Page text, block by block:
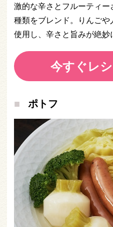
激的な辛さとフルーティ
種類をブレンド。りんご
使用し、辛さと旨みが絶妙
今すぐレ
ポトフ